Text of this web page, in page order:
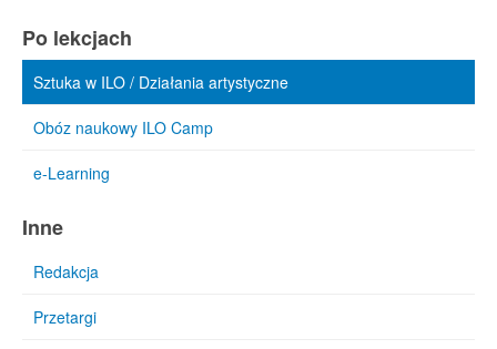
Po lekcjach
Sztuka w ILO / Działania artystyczne
Obóz naukowy ILO Camp
e-Learning
Inne
Redakcja
Przetargi